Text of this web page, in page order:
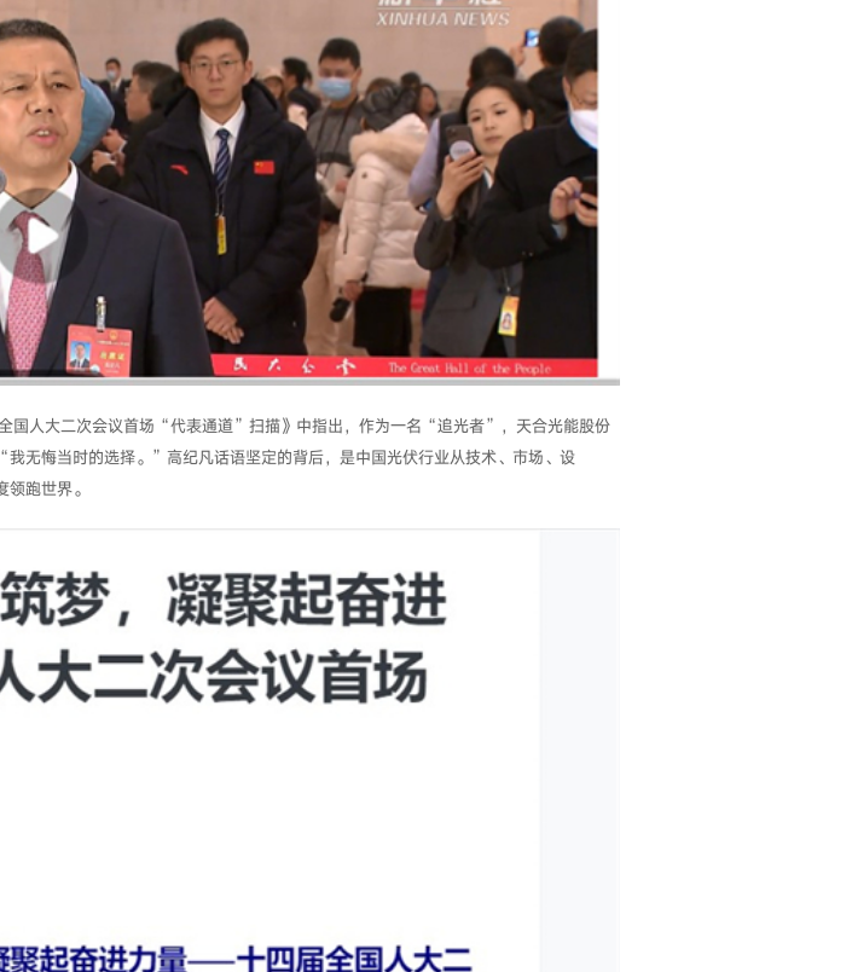
国人大二次会议首场“代表通道”扫描》中指出，作为一名“追光者”，天合光能股份
无悔当时的选择。”高纪凡话语坚定的背后，是中国光伏行业从技术、市场、设
跑世界。